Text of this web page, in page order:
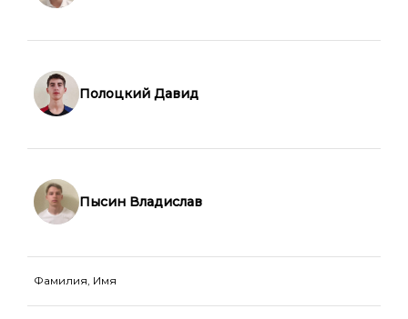
Полоцкий Давид
Пысин Владислав
Фамилия, Имя